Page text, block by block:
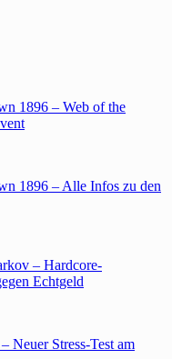
1896 – Web of the
1896 – Alle Infos zu den
– Hardcore-
Echtgeld
Neuer Stress-Test am